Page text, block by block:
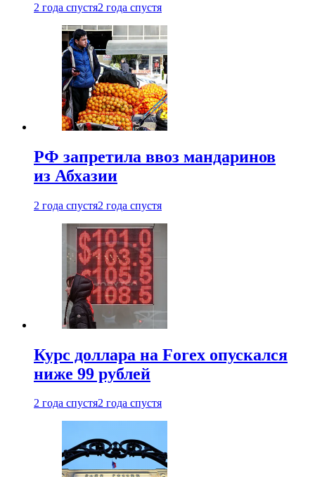
2 года спустя2 года спустя
РФ запретила ввоз мандаринов
из Абхазии
2 года спустя2 года спустя
Курс доллара на Forex опускался
ниже 99 рублей
2 года спустя2 года спустя